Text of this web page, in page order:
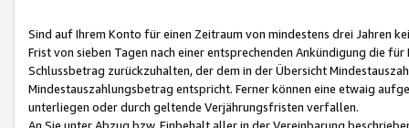
Sind auf Ihrem Konto für einen Zeitraum von mindestens drei Jahren
Frist von sieben Tagen nach einer entsprechenden Ankündigung die
Schlussbetrag zurückzuhalten, der dem in der Übersicht
Mindestauszahlungsbetrag entspricht. Ferner können eine etwaig
unterliegen oder durch geltende Verjährungsfristen verfallen.
An Sie unter Abzug bzw. Einbehalt aller in der Vereinbarung